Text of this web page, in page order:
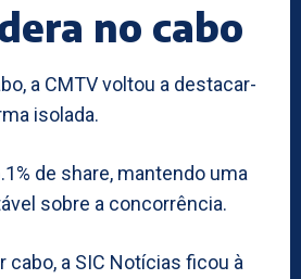
no cabo
a CMTV voltou a destacar-
isolada.
de share, mantendo uma
sobre a concorrência.
cabo, a SIC Notícias ficou à